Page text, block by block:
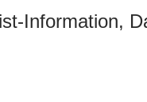
Information,